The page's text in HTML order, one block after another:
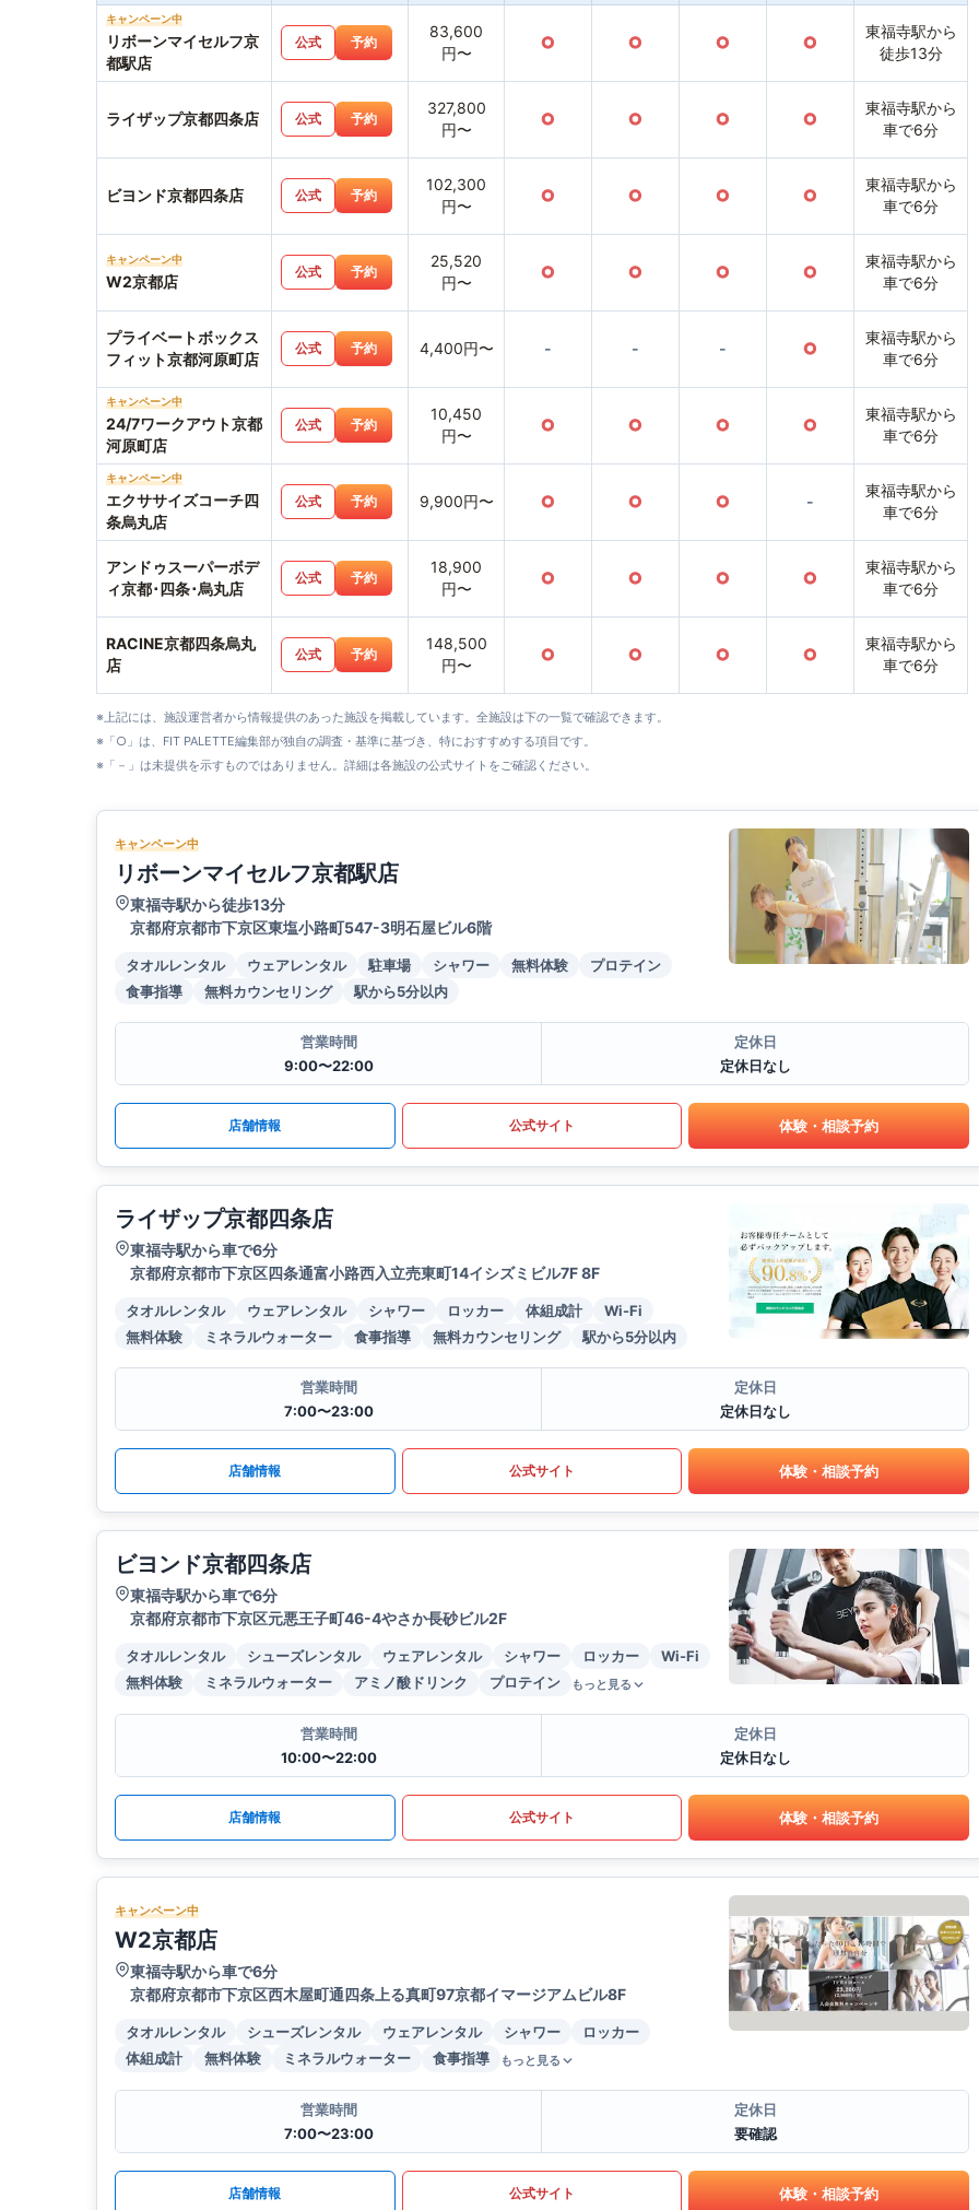
キャンペーン中
リボーンマイセルフ京
都駅店
公式 予約
83,600
円〜
○ ○ ○ ○
東福寺駅から
徒歩13分
ライザップ京都四条店 公式 予約
327,800
円〜
○ ○ ○ ○
東福寺駅から
車で6分
ビヨンド京都四条店 公式 予約
102,300
円〜
○ ○ ○ ○
東福寺駅から
車で6分
キャンペーン中
W2京都店
公式 予約
25,520
円〜
○ ○ ○ ○
東福寺駅から
車で6分
プライベートボックス
フィット京都河原町店
公式 予約 4,400円〜 - - - ○
東福寺駅から
車で6分
キャンペーン中
24/7ワークアウト京都
河原町店
公式 予約
10,450
円〜
○ ○ ○ ○
東福寺駅から
車で6分
キャンペーン中
エクササイズコーチ四
条烏丸店
公式 予約 9,900円〜 ○ ○ ○ -
東福寺駅から
車で6分
アンドゥスーパーボデ
ィ京都･四条･烏丸店
公式 予約
18,900
円〜
○ ○ ○ ○
東福寺駅から
車で6分
RACINE京都四条烏丸
店
公式 予約
148,500
円〜
○ ○ ○ ○
東福寺駅から
車で6分
※上記には、施設運営者から情報提供のあった施設を掲載しています。全施設は下の一覧で確認できます。
※「○」は、FIT PALETTE編集部が独自の調査・基準に基づき、特におすすめする項目です。
※「－」は未提供を示すものではありません。詳細は各施設の公式サイトをご確認ください。
キャンペーン中
リボーンマイセルフ京都駅店
東福寺駅から徒歩13分
京都府京都市下京区東塩小路町547-3明石屋ビル6階
タオルレンタル ウェアレンタル 駐車場 シャワー 無料体験
プロテイン
食事指導
無料カウンセリング 駅から5分以内
営業時間
9:00〜22:00
定休日
定休日なし
店舗情報 公式サイト 体験・相談予約
ライザップ京都四条店
東福寺駅から車で6分
京都府京都市下京区四条通富小路西入立売東町14イシズミビル7F 8F
タオルレンタル ウェアレンタル シャワー ロッカー 体組成計
Wi-Fi
無料体験
ミネラルウォーター 食事指導 無料カウンセリング 駅から5分以内
営業時間
7:00〜23:00
定休日
定休日なし
店舗情報 公式サイト 体験・相談予約
ビヨンド京都四条店
東福寺駅から車で6分
京都府京都市下京区元悪王子町46-4やさか長砂ビル2F
タオルレンタル シューズレンタル ウェアレンタル シャワー ロッカー
Wi-Fi
無料体験
ミネラルウォーター アミノ酸ドリンク プロテイン もっと見る
営業時間
10:00〜22:00
定休日
定休日なし
店舗情報 公式サイト 体験・相談予約
キャンペーン中
W2京都店
東福寺駅から車で6分
京都府京都市下京区西木屋町通四条上る真町97京都イマージアムビル8F
タオルレンタル シューズレンタル ウェアレンタル シャワー
ロッカー
体組成計
無料体験 ミネラルウォーター 食事指導 もっと見る
営業時間
7:00〜23:00
定休日
要確認
店舗情報 公式サイト 体験・相談予約